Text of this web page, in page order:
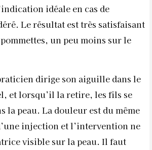
idéale en cas de
Le résultat est très satisfaisant
un peu moins sur le
dirige son aiguille dans le
et lorsqu’il la retire, les fils se
la peau. La douleur est du même
injection et l’intervention ne
visible sur la peau. Il faut